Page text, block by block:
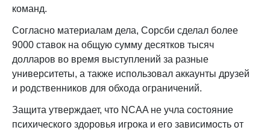
команд.
Согласно материалам дела, Сорсби сделал более
9000 ставок на общую сумму десятков тысяч
долларов во время выступлений за разные
университеты, а также использовал аккаунты друзей
и родственников для обхода ограничений.
Защита утверждает, что NCAA не учла состояние
психического здоровья игрока и его зависимость от